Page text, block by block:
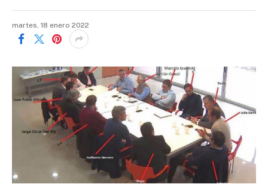
martes, 18 enero 2022